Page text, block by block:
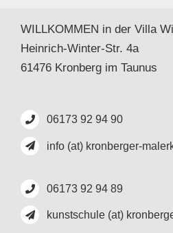
WILLKOMMEN in der Villa
Heinrich-Winter-Str. 4a
61476 Kronberg im Taunus
06173 92 94 90
info (at) kronberger-
06173 92 94 89
kunstschule (at)